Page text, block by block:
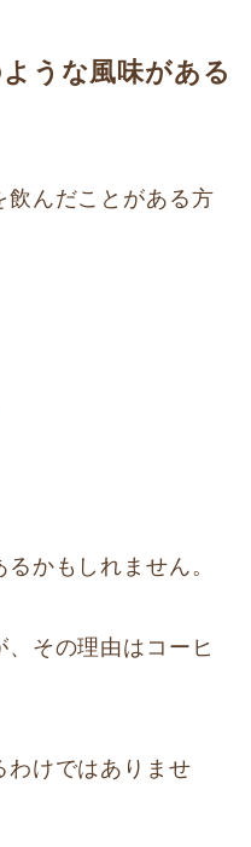
うな風味がある
飲んだことがある方
かもしれません。
その理由はコーヒ
わけではありませ